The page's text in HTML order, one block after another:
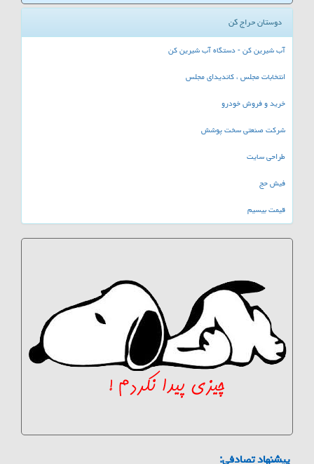
دوستان حراج کن
آب شیرین کن - دستگاه آب شیرین کن
انتخابات مجلس ، کاندیدای مجلس
خرید و فروش خودرو
شرکت صنعتی سخت پوشش
طراحی سایت
فیش حج
قیمت بیسیم
پیشنهاد تصادفی: